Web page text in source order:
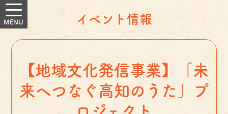
イベント情報
【地域文化発信事業】「未
来へつなぐ高知のうた」プ